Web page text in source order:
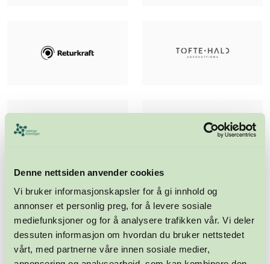
Denne nettsiden anvender cookies
Vi bruker informasjonskapsler for å gi innhold og
annonser et personlig preg, for å levere sosiale
mediefunksjoner og for å analysere trafikken vår. Vi deler
dessuten informasjon om hvordan du bruker nettstedet
vårt, med partnerne våre innen sosiale medier,